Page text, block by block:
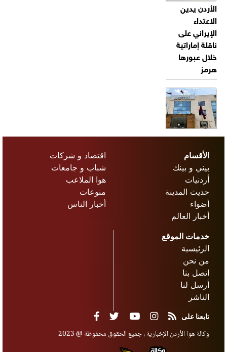
الأردن يدين
الاعتداء
الإيراني على
ناقلة إماراتية
خلال عبورها
هرمز
العمل: لا
تمديد لفترة
قوننة أوضاع
العمالة الوافدة
المخالفة
الأقسام
بيني و بينك
أردنيات
حديث المدينة
أضواء
أخبار العالم
اقتصاد و شركات
شباب و جامعات
هوا الملاعب
منوعات
أخبار الناس
خدمات الموقع
الرئيسية
من نحن
اتصل بنا
أرسل لنا
الناشر
تابعنا على
وكالة هوا الأردن الإخبارية ، جميع الحقوق محفوظة @ 2023